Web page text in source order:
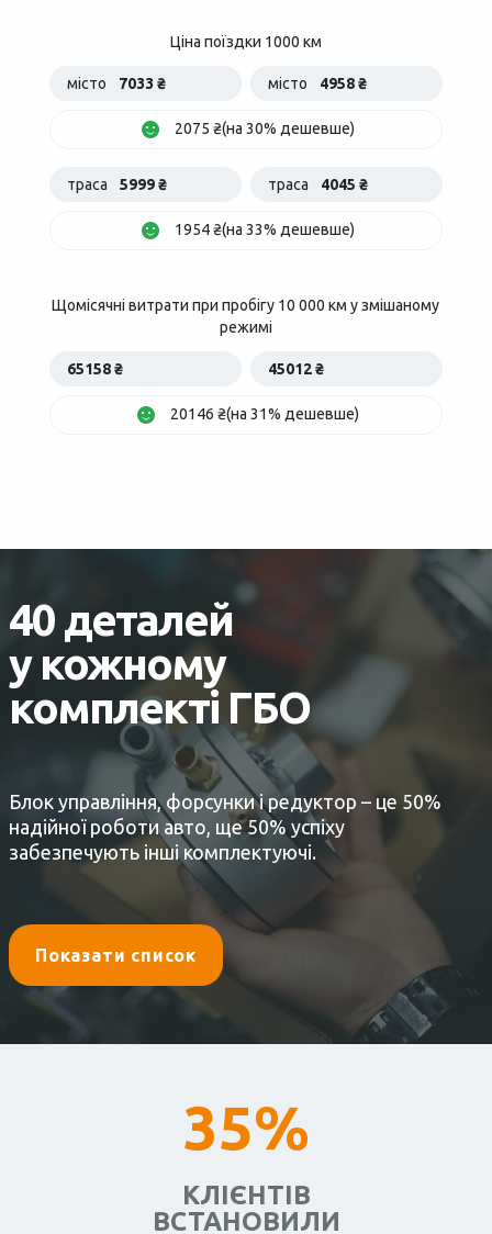
Ціна поїздки 1000 км
місто 7033 ₴ місто 4958 ₴
2075 ₴(на 30% дешевше)
траса 5999 ₴ траса 4045 ₴
1954 ₴(на 33% дешевше)
Щомісячні витрати при пробігу 10 000 км у змішаному
режимі
65158 ₴ 45012 ₴
20146 ₴(на 31% дешевше)
40 деталей
у кожному
комплекті ГБО
Блок управління, форсунки і редуктор – це 50%
надійної роботи авто, ще 50% успіху
забезпечують інші комплектуючі.
Показати список
35%
КЛІЄНТІВ
ВСТАНОВИЛИ